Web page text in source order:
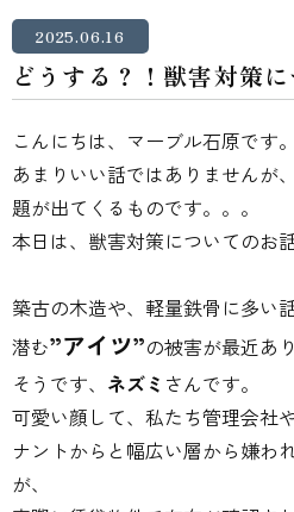
2025.06.16
どうする？！獣害対策に
こんにちは、マーブル石原です。
あまりいい話ではありませんが
題が出てくるものです。。。
本日は、獣害対策についてのお話
築古の木造や、軽量鉄骨に多い
潜む”アイツ”の被害が最近あ
そうです、 ネズミ さんです。
可愛い顔して、私たち管理会社
ナントからと幅広い層から嫌わ
が、